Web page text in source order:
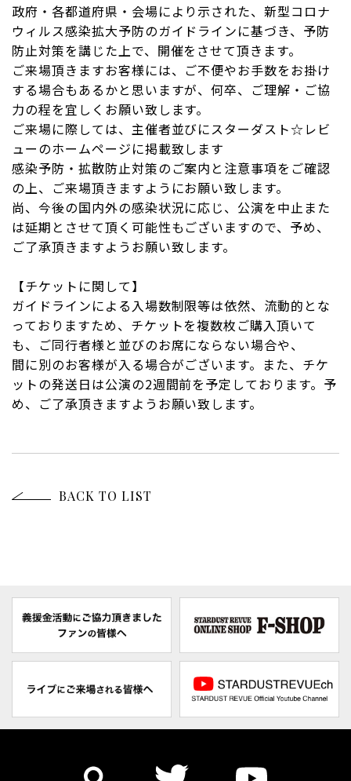
政府・各都道府県・会場により示された、新型コロナ
ウィルス感染拡大予防のガイドラインに基づき、予防
防止対策を講じた上で、開催をさせて頂きます。
ご来場頂きますお客様には、ご不便やお手数をお掛け
する場合もあるかと思いますが、何卒、ご理解・ご協
力の程を宜しくお願い致します。
ご来場に際しては、主催者並びにスターダスト☆レビ
ューのホームページに掲載致します
感染予防・拡散防止対策のご案内と注意事項をご確認
の上、ご来場頂きますようにお願い致します。
尚、今後の国内外の感染状況に応じ、公演を中止また
は延期とさせて頂く可能性もございますので、予め、
ご了承頂きますようお願い致します。
【チケットに関して】
ガイドラインによる入場数制限等は依然、流動的とな
っておりますため、チケットを複数枚ご購入頂いて
も、ご同行者様と並びのお席にならない場合や、
間に別のお客様が入る場合がございます。また、チケ
ットの発送日は公演の2週間前を予定しております。予
め、ご了承頂きますようお願い致します。
BACK TO LIST